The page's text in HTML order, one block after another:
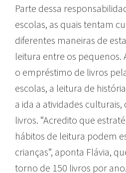
Parte dessa
escolas, as quais tentam
diferentes maneiras de
leitura entre os pequenos.
o empréstimo de livros
escolas, a leitura de
a ida a atividades
livros. “Acredito que
hábitos de leitura podem
crianças”, aponta Flávia,
torno de 150 livros por